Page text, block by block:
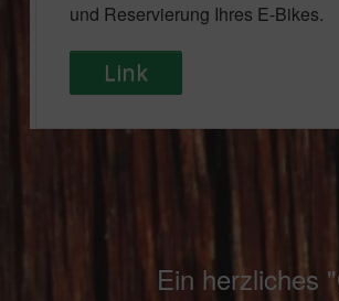
und Reservierung Ihres E-Bikes.
Link
Ein herzliches